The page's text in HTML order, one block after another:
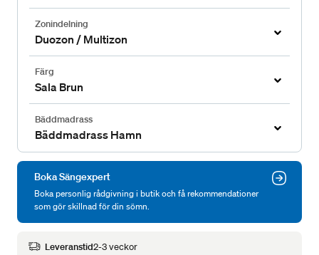
Zonindelning
Duozon / Multizon
Färg
Sala Brun
Bäddmadrass
Bäddmadrass Hamn
Boka Sängexpert
Boka personlig rådgivning i butik och få rekommendationer
som gör skillnad för din sömn.
Leveranstid2-3 veckor